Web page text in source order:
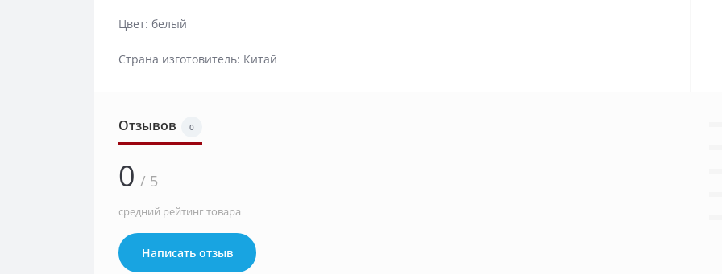
Цвет: белый
Страна изготовитель: Китай
Отзывов 0
0 / 5
средний рейтинг товара
Написать отзыв